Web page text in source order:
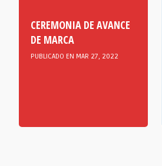
CEREMONIA DE AVANCE
DE MARCA
PUBLICADO EN MAR 27, 2022